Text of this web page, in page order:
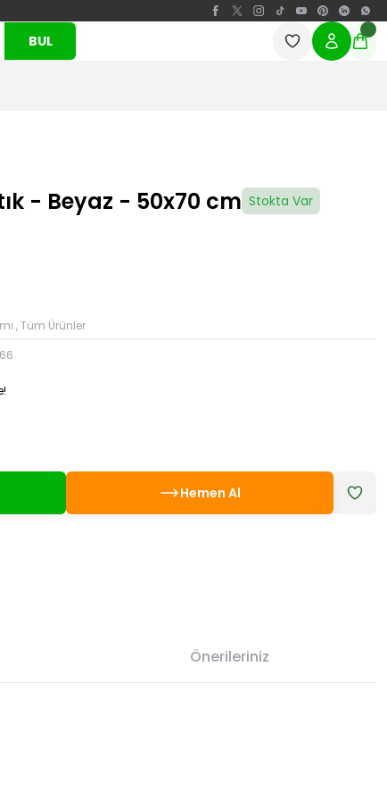
BUL
- Beyaz - 50x70 cm Stokta Var
,Tüm Ürünler
Hemen Al
Önerileriniz